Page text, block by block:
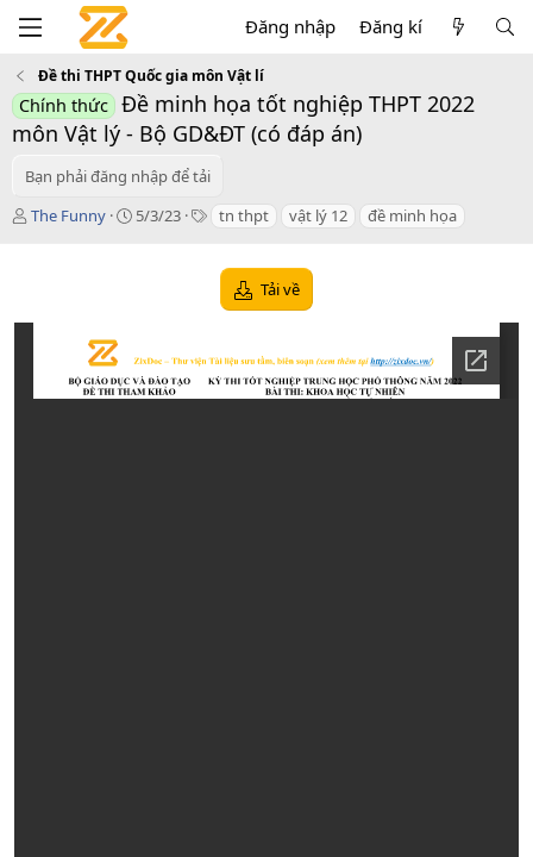
Đăng nhập Đăng kí
Đề thi THPT Quốc gia môn Vật lí
Chính thức Đề minh họa tốt nghiệp THPT 2022
môn Vật lý - Bộ GD&ĐT (có đáp án)
Bạn phải đăng nhập để tải
T
ả
The Funny
C
n
d
5/3/23
T tn thpt vật lý 12 đề minh họa
Tải về